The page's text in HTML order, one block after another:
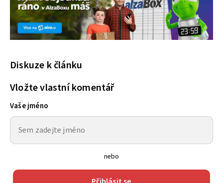
Diskuze k článku
Vložte vlastní komentář
Vaše jméno
nebo